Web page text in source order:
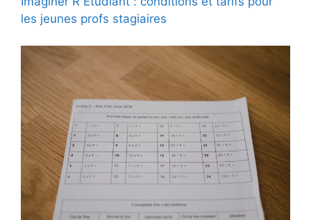
les jeunes profs stagiaires